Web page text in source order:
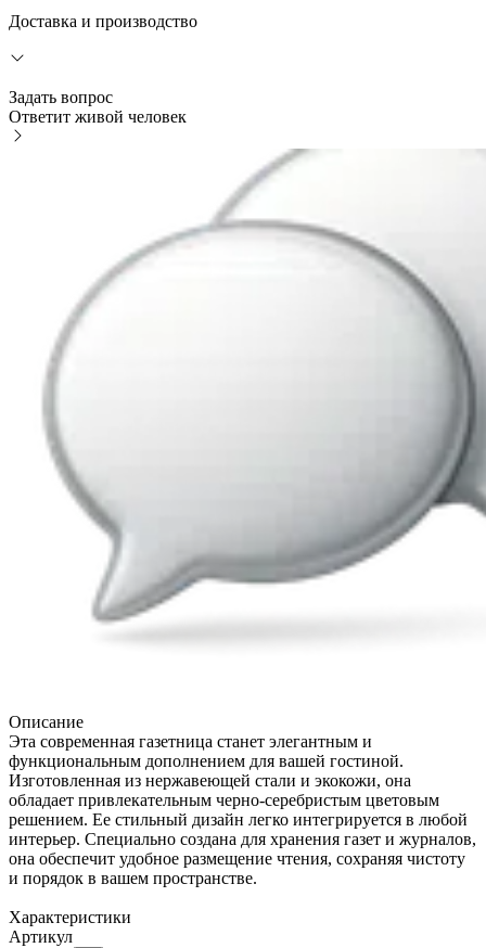
Доставка и производство
Задать вопрос
Ответит живой человек
Описание
Эта современная газетница станет элегантным и
функциональным дополнением для вашей гостиной.
Изготовленная из нержавеющей стали и экокожи, она
обладает привлекательным черно-серебристым цветовым
решением. Ее стильный дизайн легко интегрируется в любой
интерьер. Специально создана для хранения газет и журналов,
она обеспечит удобное размещение чтения, сохраняя чистоту
и порядок в вашем пространстве.
Характеристики
Артикул